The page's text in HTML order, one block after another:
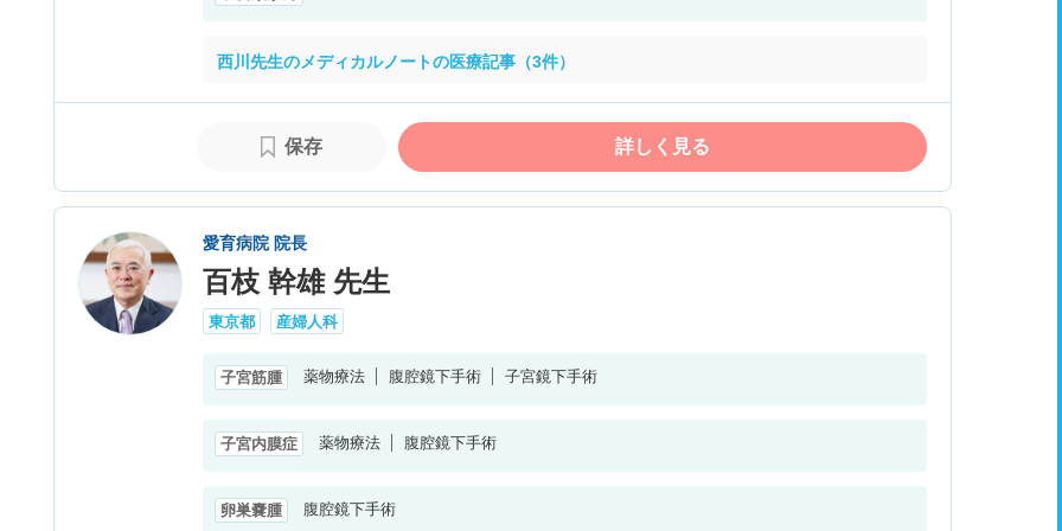
西川先生のメディカルノートの医療記事（3件）
保存 詳しく見る
愛育病院 院長
百枝 幹雄 先生
東京都 産婦人科
子宮筋腫 薬物療法 腹腔鏡下手術 子宮鏡下手術
子宮内膜症 薬物療法 腹腔鏡下手術
卵巣嚢腫 腹腔鏡下手術